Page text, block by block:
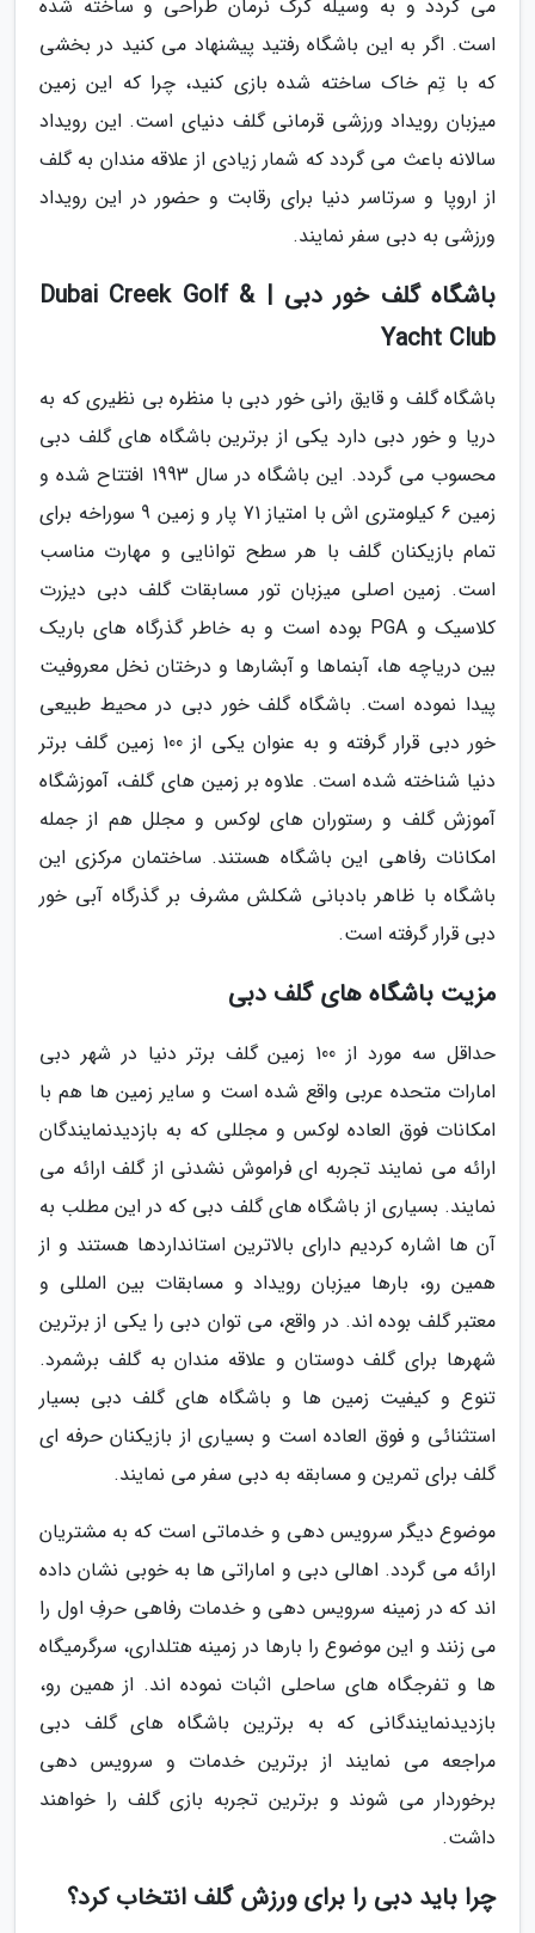
می گردد و به وسیله گرگ نرمان طراحی و ساخته شده
است. اگر به این باشگاه رفتید پیشنهاد می کنید در بخشی
که با تِم خاک ساخته شده بازی کنید، چرا که این زمین
میزبان رویداد ورزشی قرمانی گلف دنیای است. این رویداد
سالانه باعث می گردد که شمار زیادی از علاقه مندان به گلف
از اروپا و سرتاسر دنیا برای رقابت و حضور در این رویداد
ورزشی به دبی سفر نمایند.
باشگاه گلف خور دبی | Dubai Creek Golf &
Yacht Club
باشگاه گلف و قایق رانی خور دبی با منظره بی نظیری که به
دریا و خور دبی دارد یکی از برترین باشگاه های گلف دبی
محسوب می گردد. این باشگاه در سال 1993 افتتاح شده و
زمین 6 کیلومتری اش با امتیاز 71 پار و زمین 9 سوراخه برای
تمام بازیکنان گلف با هر سطح توانایی و مهارت مناسب
است. زمین اصلی میزبان تور مسابقات گلف دبی دیزرت
کلاسیک و PGA بوده است و به خاطر گذرگاه های باریک
بین دریاچه ها، آبنماها و آبشارها و درختان نخل معروفیت
پیدا نموده است. باشگاه گلف خور دبی در محیط طبیعی
خور دبی قرار گرفته و به عنوان یکی از 100 زمین گلف برتر
دنیا شناخته شده است. علاوه بر زمین های گلف، آموزشگاه
آموزش گلف و رستوران های لوکس و مجلل هم از جمله
امکانات رفاهی این باشگاه هستند. ساختمان مرکزی این
باشگاه با ظاهر بادبانی شکلش مشرف بر گذرگاه آبی خور
دبی قرار گرفته است.
مزیت باشگاه های گلف دبی
حداقل سه مورد از 100 زمین گلف برتر دنیا در شهر دبی
امارات متحده عربی واقع شده است و سایر زمین ها هم با
امکانات فوق العاده لوکس و مجللی که به بازدیدنمایندگان
ارائه می نمایند تجربه ای فراموش نشدنی از گلف ارائه می
نمایند. بسیاری از باشگاه های گلف دبی که در این مطلب به
آن ها اشاره کردیم دارای بالاترین استانداردها هستند و از
همین رو، بارها میزبان رویداد و مسابقات بین المللی و
معتبر گلف بوده اند. در واقع، می توان دبی را یکی از برترین
شهرها برای گلف دوستان و علاقه مندان به گلف برشمرد.
تنوع و کیفیت زمین ها و باشگاه های گلف دبی بسیار
استثنائی و فوق العاده است و بسیاری از بازیکنان حرفه ای
گلف برای تمرین و مسابقه به دبی سفر می نمایند.
موضوع دیگر سرویس دهی و خدماتی است که به مشتریان
ارائه می گردد. اهالی دبی و اماراتی ها به خوبی نشان داده
اند که در زمینه سرویس دهی و خدمات رفاهی حرفِ اول را
می زنند و این موضوع را بارها در زمینه هتلداری، سرگرمیگاه
ها و تفرجگاه های ساحلی اثبات نموده اند. از همین رو،
بازدیدنمایندگانی که به برترین باشگاه های گلف دبی
مراجعه می نمایند از برترین خدمات و سرویس دهی
برخوردار می شوند و برترین تجربه بازی گلف را خواهند
داشت.
چرا باید دبی را برای ورزش گلف انتخاب کرد؟